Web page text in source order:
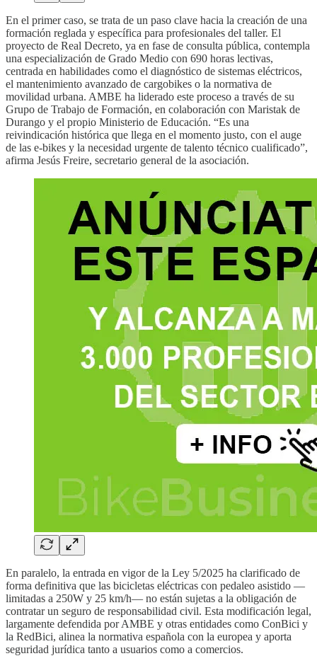
En el primer caso, se trata de un paso clave hacia la creación de una
formación reglada y específica para profesionales del taller. El
proyecto de Real Decreto, ya en fase de consulta pública, contempla
una especialización de Grado Medio con 690 horas lectivas,
centrada en habilidades como el diagnóstico de sistemas eléctricos,
el mantenimiento avanzado de cargobikes o la normativa de
movilidad urbana. AMBE ha liderado este proceso a través de su
Grupo de Trabajo de Formación, en colaboración con Maristak de
Durango y el propio Ministerio de Educación. “Es una
reivindicación histórica que llega en el momento justo, con el auge
de las e-bikes y la necesidad urgente de talento técnico cualificado”,
afirma Jesús Freire, secretario general de la asociación.
En paralelo, la entrada en vigor de la Ley 5/2025 ha clarificado de
forma definitiva que las bicicletas eléctricas con pedaleo asistido —
limitadas a 250W y 25 km/h— no están sujetas a la obligación de
contratar un seguro de responsabilidad civil. Esta modificación legal,
largamente defendida por AMBE y otras entidades como ConBici y
la RedBici, alinea la normativa española con la europea y aporta
seguridad jurídica tanto a usuarios como a comercios.